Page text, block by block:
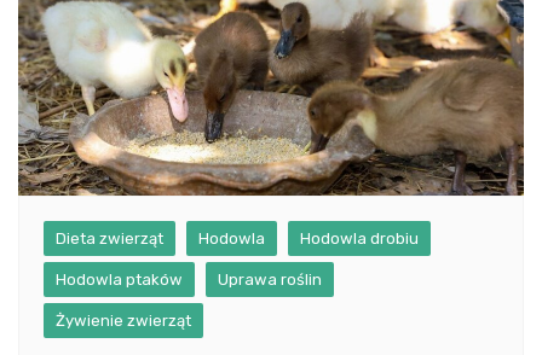
Dieta zwierząt Hodowla Hodowla drobiu
Hodowla ptaków Uprawa roślin
Żywienie zwierząt